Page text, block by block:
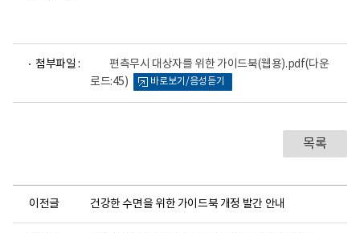
첨부파일 : 편측무시 대상자를 위한 가이드북(웹용).pdf(다운
로드:45)
어
바로보기/음성듣기
목록
이전글 건강한 수면을 위한 가이드북 개정 발간 안내